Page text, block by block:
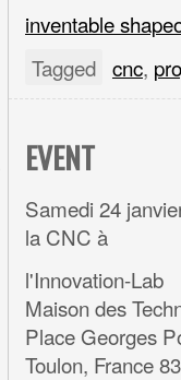
inventable
Tagged cnc,
EVENT
Samedi 24
la CNC à
l'Innovation-Lab
Maison des
Place Georges
Toulon, France